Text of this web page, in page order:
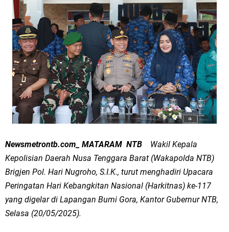
Newsmetrontb.com_ MATARAM NTB
Wakil Kepala
Kepolisian Daerah Nusa Tenggara Barat (Wakapolda NTB)
Brigjen Pol. Hari Nugroho, S.I.K., turut menghadiri Upacara
Peringatan Hari Kebangkitan Nasional (Harkitnas) ke-117
yang digelar di Lapangan Bumi Gora, Kantor Gubernur NTB,
Selasa (20/05/2025).